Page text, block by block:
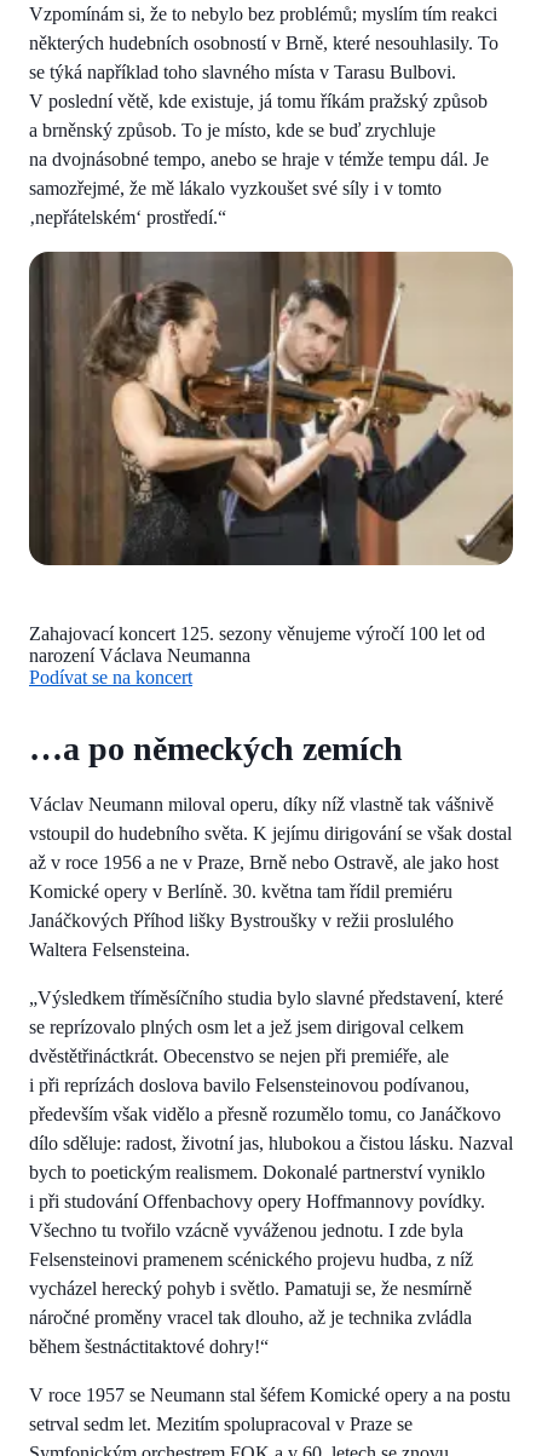
Vzpomínám si, že to nebylo bez problémů; myslím tím reakci
některých hudebních osobností v Brně, které nesouhlasily. To
se týká například toho slavného místa v Tarasu Bulbovi.
V poslední větě, kde existuje, já tomu říkám pražský způsob
a brněnský způsob. To je místo, kde se buď zrychluje
na dvojnásobné tempo, anebo se hraje v témže tempu dál. Je
samozřejmé, že mě lákalo vyzkoušet své síly i v tomto
‚nepřátelském‘ prostředí.“
Zahajovací koncert 125. sezony věnujeme výročí 100 let od
narození Václava Neumanna
Podívat se na koncert
…a po německých zemích
Václav Neumann miloval operu, díky níž vlastně tak vášnivě
vstoupil do hudebního světa. K jejímu dirigování se však dostal
až v roce 1956 a ne v Praze, Brně nebo Ostravě, ale jako host
Komické opery v Berlíně. 30. května tam řídil premiéru
Janáčkových Příhod lišky Bystroušky v režii proslulého
Waltera Felsensteina.
„Výsledkem tříměsíčního studia bylo slavné představení, které
se reprízovalo plných osm let a jež jsem dirigoval celkem
dvěstětřináctkrát. Obecenstvo se nejen při premiéře, ale
i při reprízách doslova bavilo Felsensteinovou podívanou,
především však vidělo a přesně rozumělo tomu, co Janáčkovo
dílo sděluje: radost, životní jas, hlubokou a čistou lásku. Nazval
bych to poetickým realismem. Dokonalé partnerství vyniklo
i při studování Offenbachovy opery Hoffmannovy povídky.
Všechno tu tvořilo vzácně vyváženou jednotu. I zde byla
Felsensteinovi pramenem scénického projevu hudba, z níž
vycházel herecký pohyb i světlo. Pamatuji se, že nesmírně
náročné proměny vracel tak dlouho, až je technika zvládla
během šestnáctitaktové dohry!“
V roce 1957 se Neumann stal šéfem Komické opery a na postu
setrval sedm let. Mezitím spolupracoval v Praze se